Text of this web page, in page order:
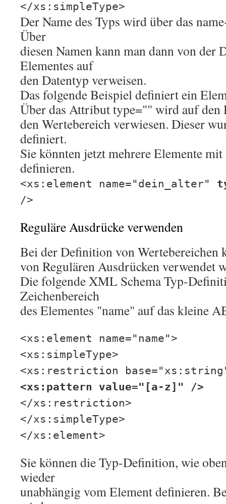
</xs:simpleType>
Der Name des Typs wird über das
Über
diesen Namen kann man dann von der
Elementes auf
den Datentyp verweisen.
Das folgende Beispiel definiert ein
Über das Attribut type="" wird auf den
den Wertebereich verwiesen. Dieser
definiert.
Sie könnten jetzt mehrere Elemente
definieren.
<xs:element name="dein_alter"
/>
Reguläre Ausdrücke verwenden
Bei der Definition von Wertebereichen
von Regulären Ausdrücken verwendet
Die folgende XML Schema Typ-
Zeichenbereich
des Elementes "name" auf das kleine
<xs:element name="name">
<xs:simpleType>
<xs:restriction
<xs:pattern value="[a-z]" />
</xs:restriction>
</xs:simpleType>
</xs:element>
Sie können die Typ-Definition, wie
wieder
unabhängig vom Element definieren.